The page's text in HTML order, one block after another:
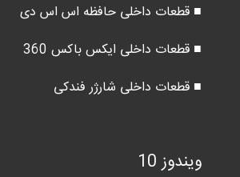
■ قطعات داخلی حافظه اس اس دی
■ قطعات داخلی ایکس باکس 360
■ قطعات داخلی شارژر فندکی
ویندوز 10